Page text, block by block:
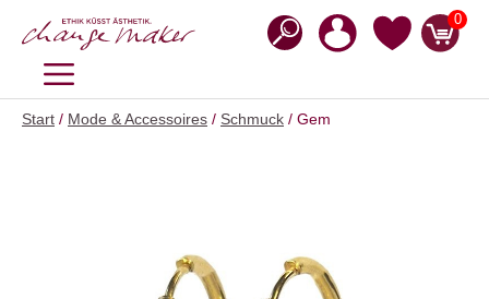
Inhalt
0
MENÜ
Start / Mode & Accessoires / Schmuck / Gem